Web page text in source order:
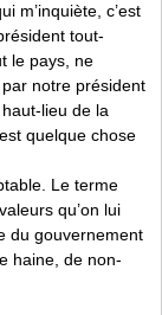
m’inquiète, c’est
tout-
le pays, ne
notre président
lieu de la
quelque chose
Le terme
qu’on lui
du gouvernement
haine, de non-